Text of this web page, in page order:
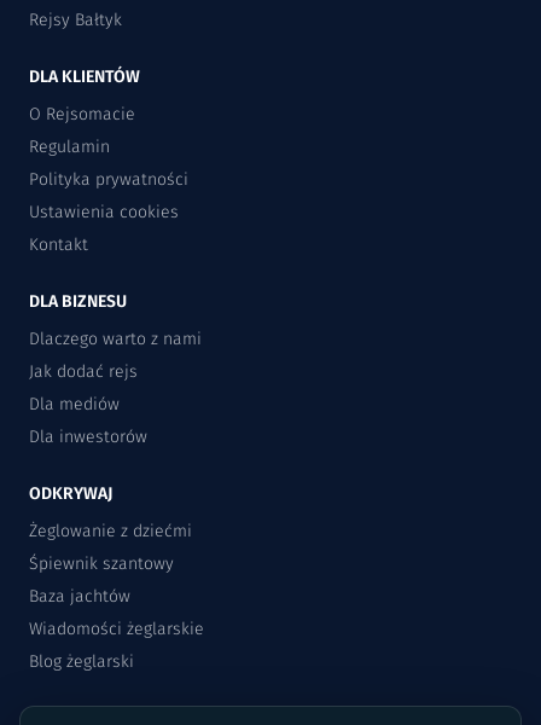
Rejsy Bałtyk
DLA KLIENTÓW
O Rejsomacie
Regulamin
Polityka prywatności
Ustawienia cookies
Kontakt
DLA BIZNESU
Dlaczego warto z nami
Jak dodać rejs
Dla mediów
Dla inwestorów
ODKRYWAJ
Żeglowanie z dziećmi
Śpiewnik szantowy
Baza jachtów
Wiadomości żeglarskie
Blog żeglarski